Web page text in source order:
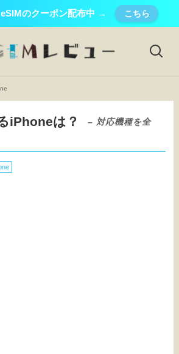
のクーポン配布中 → こちら
iPhoneは？
– 対応機種を全